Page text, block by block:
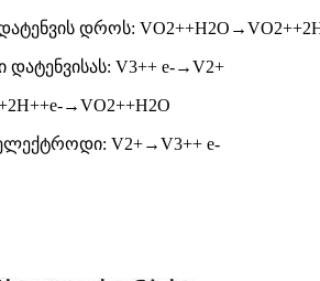
დროს:
V3++ e-→V2+
→VO2++H2O
V2+→V3++ e-